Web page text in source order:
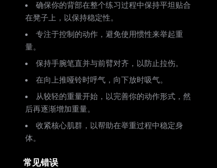
确保你的背部在整个练习过程中保持平坦贴合
在凳子上，以保持稳定性。
专注于控制的动作，避免使用惯性来举起重
量。
保持手腕笔直并与前臂对齐，以防止拉伤。
在向上推哑铃时呼气，向下放时吸气。
从较轻的重量开始，以完善你的动作形式，然
后再逐渐增加重量。
收紧核心肌群，以帮助在举重过程中稳定身
体。
常见错误